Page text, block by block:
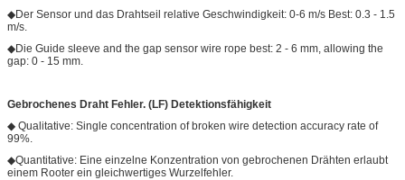
◆Der Sensor und das Drahtseil relative Geschwindigkeit: 0-6 m/s Best: 0.3 - 1.5
m/s.
◆Die Guide sleeve and the gap sensor wire rope best: 2 - 6 mm, allowing the
gap: 0 - 15 mm.
Gebrochenes Draht Fehler. (LF) Detektionsfähigkeit
◆ Qualitative: Single concentration of broken wire detection accuracy rate of
99%.
◆Quantitative: Eine einzelne Konzentration von gebrochenen Drähten erlaubt
einem Rooter ein gleichwertiges Wurzelfehler.